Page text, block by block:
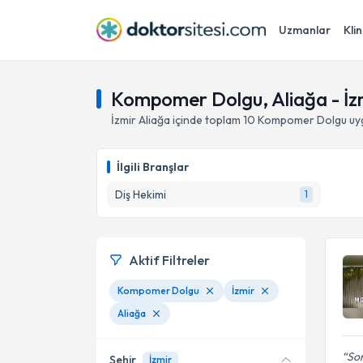
Uzmanlar
Kompomer Dolgu, Aliağa -
İzmirAliağa içinde toplam 10 Kompomer Dolgu
İlgili Branşlar
Diş Hekimi
1
Aktif Filtreler
Kompomer Dolgu
İzmir
Aliağa
Şehir İzmir